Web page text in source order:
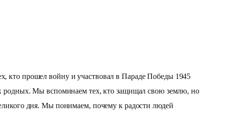
кто прошел войну и участвовал в Параде Победы 1945
Мы вспоминаем тех, кто защищал свою землю, но
дня. Мы понимаем, почему к радости людей